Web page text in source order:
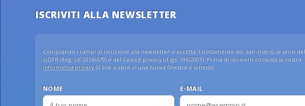
ISCRIVITI ALLA NEWSLETTER
Compilando i campi di iscrizione alla newsletter si accetta il trattamento dei dati inseriti ai sensi del
GDPR (Reg. UE 2016/679) e del Codice privacy (d.lgs. 196/2003). Prima di iscriverti consulta la nostra
informativa privacy(il link si apre in una nuova finestra o scheda).
NOME E-MAIL